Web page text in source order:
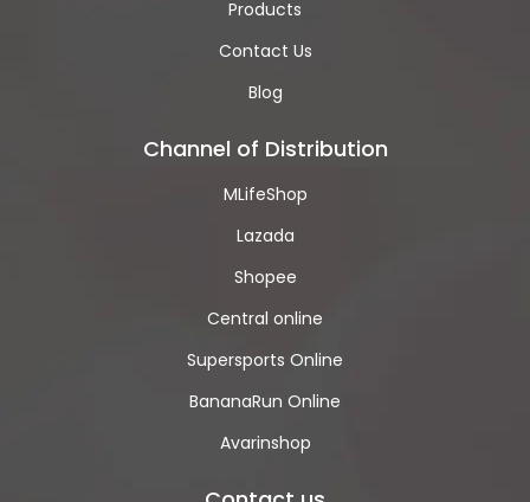
Products
Contact Us
Blog
Channel of Distribution
MLifeShop
Lazada
Shopee
Central online
Supersports Online
BananaRun Online
Avarinshop